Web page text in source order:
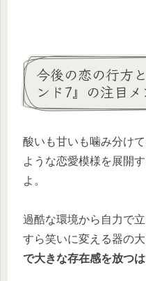
今後の恋の行方
ンド7』の注目メ
酸いも甘いも噛み分け
ような恋愛模様を展開
よ。
過酷な環境から自力で
すら笑いに変える器の大
で大きな存在感を放つは